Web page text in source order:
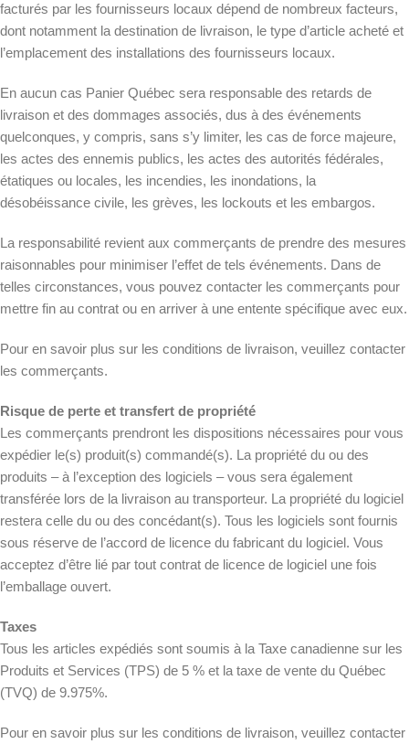
facturés par les fournisseurs locaux dépend de nombreux facteurs,
dont notamment la destination de livraison, le type d’article acheté et
l’emplacement des installations des fournisseurs locaux.
En aucun cas Panier Québec sera responsable des retards de
livraison et des dommages associés, dus à des événements
quelconques, y compris, sans s’y limiter, les cas de force majeure,
les actes des ennemis publics, les actes des autorités fédérales,
étatiques ou locales, les incendies, les inondations, la
désobéissance civile, les grèves, les lockouts et les embargos.
La responsabilité revient aux commerçants de prendre des mesures
raisonnables pour minimiser l’effet de tels événements. Dans de
telles circonstances, vous pouvez contacter les commerçants pour
mettre fin au contrat ou en arriver à une entente spécifique avec eux.
Pour en savoir plus sur les conditions de livraison, veuillez contacter
les commerçants.
Risque de perte et transfert de propriété
Les commerçants prendront les dispositions nécessaires pour vous
expédier le(s) produit(s) commandé(s). La propriété du ou des
produits – à l’exception des logiciels – vous sera également
transférée lors de la livraison au transporteur. La propriété du logiciel
restera celle du ou des concédant(s). Tous les logiciels sont fournis
sous réserve de l’accord de licence du fabricant du logiciel. Vous
acceptez d’être lié par tout contrat de licence de logiciel une fois
l’emballage ouvert.
Taxes
Tous les articles expédiés sont soumis à la Taxe canadienne sur les
Produits et Services (TPS) de 5 % et la taxe de vente du Québec
(TVQ) de 9.975%.
Pour en savoir plus sur les conditions de livraison, veuillez contacter